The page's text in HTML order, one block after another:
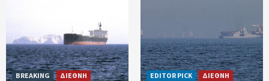
BREAKING ΔΙΕΘΝΗ EDITOR PICK ΔΙΕΘΝΗ